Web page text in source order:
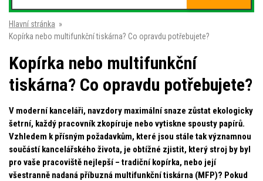
Hlavní stránka »
Kopírka nebo multifunkční tiskárna? Co opravdu potřebujete?
Kopírka nebo multifunkční
tiskárna? Co opravdu potřebujete?
V moderní kanceláři, navzdory maximální snaze zůstat ekologicky
šetrní, každý pracovník zkopíruje nebo vytiskne spousty papírů.
Vzhledem k přísným požadavkům, které jsou stále tak významnou
součástí kancelářského života, je obtížné zjistit, který stroj by byl
pro vaše pracoviště nejlepší – tradiční kopírka, nebo její
všestranně nadaná příbuzná multifunkční tiskárna (MFP)? Pokud